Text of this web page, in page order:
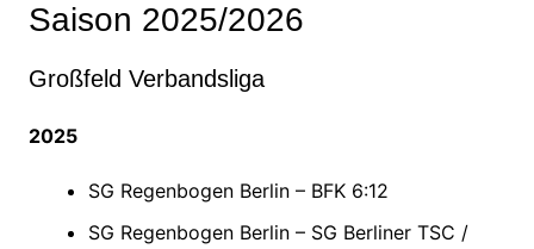
Saison 2025/2026
Großfeld Verbandsliga
2025
SG Regenbogen Berlin – BFK 6:12
SG Regenbogen Berlin – SG Berliner TSC /